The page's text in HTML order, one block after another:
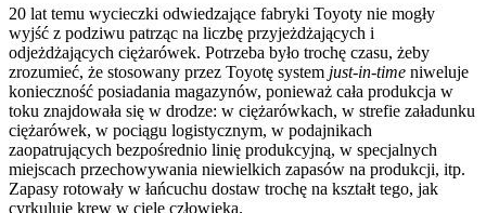
20 lat temu wycieczki odwiedzające fabryki Toyoty nie mogły
wyjść z podziwu patrząc na liczbę przyjeżdżających i
odjeżdżających ciężarówek. Potrzeba było trochę czasu, żeby
zrozumieć, że stosowany przez Toyotę system just-in-time niweluje
konieczność posiadania magazynów, ponieważ cała produkcja w
toku znajdowała się w drodze: w ciężarówkach, w strefie załadunku
ciężarówek, w pociągu logistycznym, w podajnikach
zaopatrujących bezpośrednio linię produkcyjną, w specjalnych
miejscach przechowywania niewielkich zapasów na produkcji, itp.
Zapasy rotowały w łańcuchu dostaw trochę na kształt tego, jak
cyrkuluje krew w ciele człowieka.